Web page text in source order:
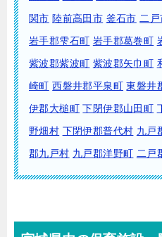
関市 陸前高田市 釜石市 二戸
岩手郡雫石町 岩手郡葛巻町
紫波郡紫波町 紫波郡矢巾町
崎町 西磐井郡平泉町 東磐井
伊郡大槌町 下閉伊郡山田町
野畑村 下閉伊郡普代村 九戸
郡九戸村 九戸郡洋野町 二戸